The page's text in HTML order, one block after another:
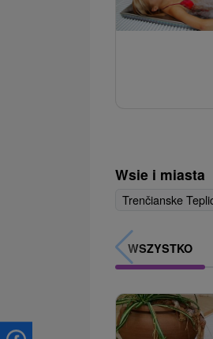
Wsie i miasta
Trenčianske
WSZYSTKO